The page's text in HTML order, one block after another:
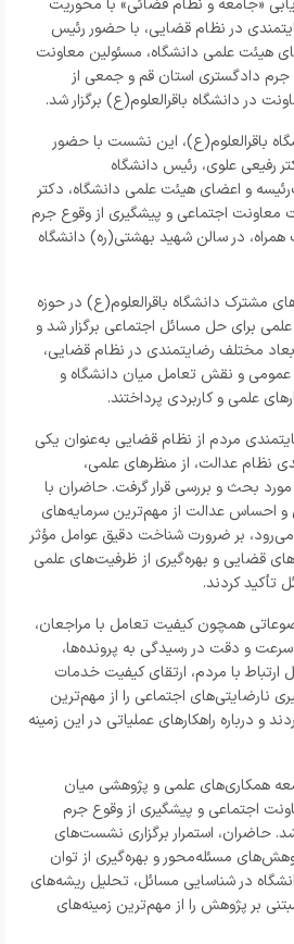
در نظام قضایی، با حضور رئیس
هیئت علمی دانشگاه، مسئولین معاونت
جرم دادگستری استان قم و جمعی از
در دانشگاه باقرالعلوم(ع) برگزار شد.
باقرالعلوم(ع)، این نشست با حضور
رفیعی علوی، رئیس دانشگاه
و اعضای هیئت علمی دانشگاه، دکتر
اجتماعی و پیشگیری از وقوع جرم
در سالن شهید بهشتی(ره) دانشگاه
مشترک دانشگاه باقرالعلوم(ع) در حوزه
علمی برای حل مسائل اجتماعی برگزار شد و
مختلف رضایتمندی در نظام قضایی،
عمومی و نقش تعامل میان دانشگاه و
علمی و کاربردی پرداختند.
مردم از نظام قضایی به‌عنوان یکی
نظام عدالت، از منظرهای علمی،
بحث و بررسی قرار گرفت. حاضران با
و احساس عدالت از مهم‌ترین سرمایه‌های
بر ضرورت شناخت دقیق عوامل مؤثر
قضایی و بهره‌گیری از ظرفیت‌های علمی
تأکید کردند.
همچون کیفیت تعامل با مراجعان،
و دقت در رسیدگی به پرونده‌ها،
ارتباط با مردم، ارتقای کیفیت خدمات
نارضایتی‌های اجتماعی را از مهم‌ترین
درباره راهکارهای عملیاتی در این زمینه
همکاری‌های علمی و پژوهشی میان
اجتماعی و پیشگیری از وقوع جرم
حاضران، استمرار برگزاری نشست‌های
مسئله‌محور و بهره‌گیری از توان
در شناسایی مسائل، تحلیل ریشه‌های
بر پژوهش را از مهم‌ترین زمینه‌های